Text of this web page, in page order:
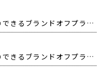
【最大90％OFF‼️愛知県で行列のできるブランドオフプライス POPUP開催❗️】
【最大90％OFF‼️岡山県で行列のできるブランドオフプライス POPUP開催❗️】